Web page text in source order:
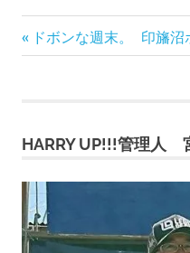
投
ビ
ゲ
ー
前
の
ドボンな週末。
次
の
印旛沼
HARRY UP!!!管理人